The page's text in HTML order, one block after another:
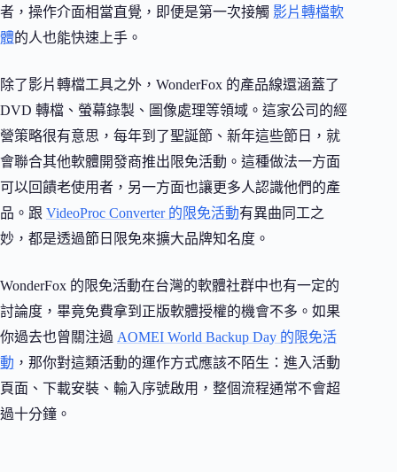
者，操作介面相當直覺，即便是第一次接觸 影片轉檔軟
體的人也能快速上手。
除了影片轉檔工具之外，WonderFox 的產品線還涵蓋了
DVD 轉檔、螢幕錄製、圖像處理等領域。這家公司的經
營策略很有意思，每年到了聖誕節、新年這些節日，就
會聯合其他軟體開發商推出限免活動。這種做法一方面
可以回饋老使用者，另一方面也讓更多人認識他們的產
品。跟 VideoProc Converter 的限免活動有異曲同工之
妙，都是透過節日限免來擴大品牌知名度。
WonderFox 的限免活動在台灣的軟體社群中也有一定的
討論度，畢竟免費拿到正版軟體授權的機會不多。如果
你過去也曾關注過 AOMEI World Backup Day 的限免活
動 ，那你對這類活動的運作方式應該不陌生：進入活動
頁面、下載安裝、輸入序號啟用，整個流程通常不會超
過十分鐘。